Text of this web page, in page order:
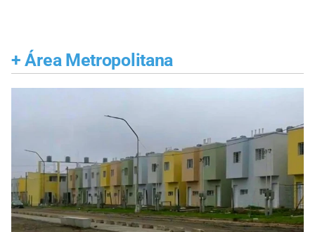
+ Área Metropolitana